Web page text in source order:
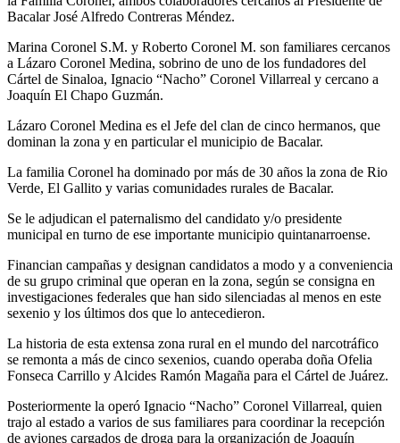
Bacalar José Alfredo Contreras Méndez.
Marina Coronel S.M. y Roberto Coronel M. son familiares cercanos
a Lázaro Coronel Medina, sobrino de uno de los fundadores del
Cártel de Sinaloa, Ignacio “Nacho” Coronel Villarreal y cercano a
Joaquín El Chapo Guzmán.
Lázaro Coronel Medina es el Jefe del clan de cinco hermanos, que
dominan la zona y en particular el municipio de Bacalar.
La familia Coronel ha dominado por más de 30 años la zona de Rio
Verde, El Gallito y varias comunidades rurales de Bacalar.
Se le adjudican el paternalismo del candidato y/o presidente
municipal en turno de ese importante municipio quintanarroense.
Financian campañas y designan candidatos a modo y a conveniencia
de su grupo criminal que operan en la zona, según se consigna en
investigaciones federales que han sido silenciadas al menos en este
sexenio y los últimos dos que lo antecedieron.
La historia de esta extensa zona rural en el mundo del narcotráfico
se remonta a más de cinco sexenios, cuando operaba doña Ofelia
Fonseca Carrillo y Alcides Ramón Magaña para el Cártel de Juárez.
Posteriormente la operó Ignacio “Nacho” Coronel Villarreal, quien
trajo al estado a varios de sus familiares para coordinar la recepción
de aviones cargados de droga para la organización de Joaquín